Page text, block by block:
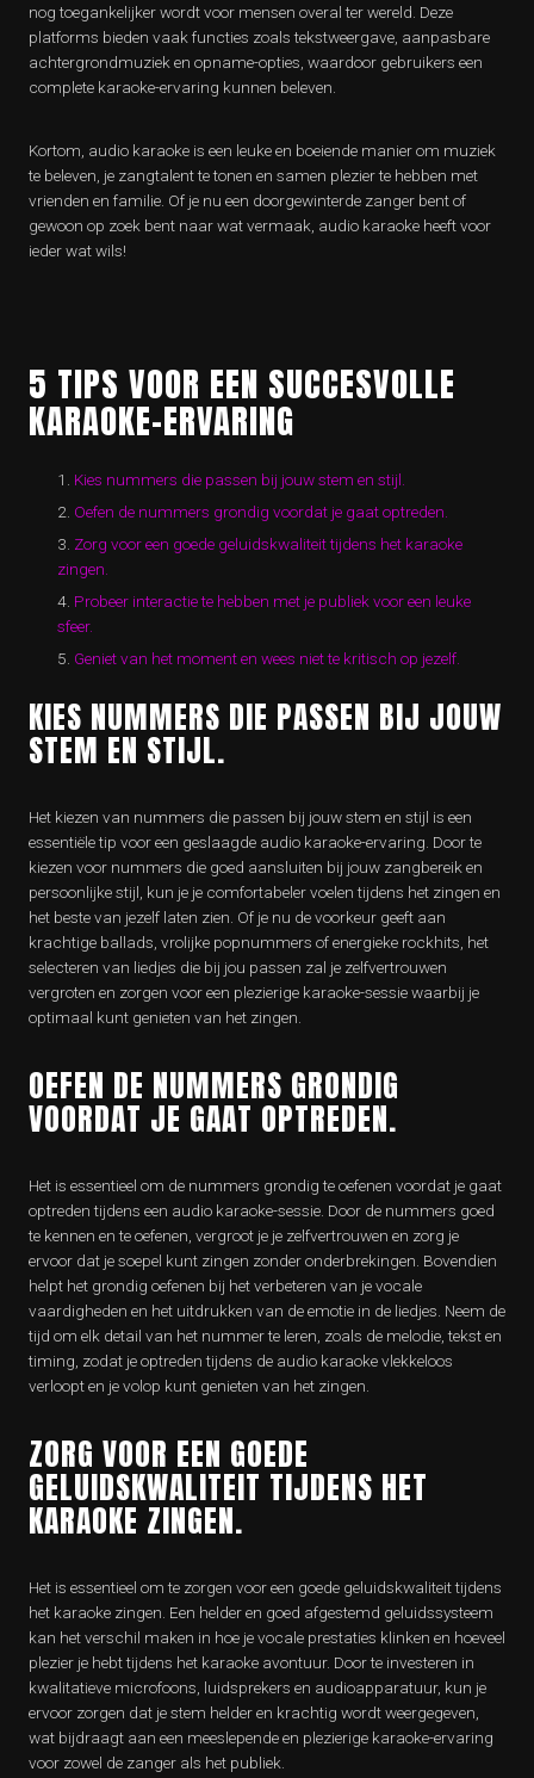
nog toegankelijker wordt voor mensen overal ter wereld. Deze
platforms bieden vaak functies zoals tekstweergave, aanpasbare
achtergrondmuziek en opname-opties, waardoor gebruikers een
complete karaoke-ervaring kunnen beleven.
Kortom, audio karaoke is een leuke en boeiende manier om muziek
te beleven, je zangtalent te tonen en samen plezier te hebben met
vrienden en familie. Of je nu een doorgewinterde zanger bent of
gewoon op zoek bent naar wat vermaak, audio karaoke heeft voor
ieder wat wils!
5 TIPS VOOR EEN SUCCESVOLLE
KARAOKE-ERVARING
Kies nummers die passen bij jouw stem en stijl.
Oefen de nummers grondig voordat je gaat optreden.
Zorg voor een goede geluidskwaliteit tijdens het karaoke
zingen.
Probeer interactie te hebben met je publiek voor een leuke
sfeer.
Geniet van het moment en wees niet te kritisch op jezelf.
KIES NUMMERS DIE PASSEN BIJ JOUW
STEM EN STIJL.
Het kiezen van nummers die passen bij jouw stem en stijl is een
essentiële tip voor een geslaagde audio karaoke-ervaring. Door te
kiezen voor nummers die goed aansluiten bij jouw zangbereik en
persoonlijke stijl, kun je je comfortabeler voelen tijdens het zingen en
het beste van jezelf laten zien. Of je nu de voorkeur geeft aan
krachtige ballads, vrolijke popnummers of energieke rockhits, het
selecteren van liedjes die bij jou passen zal je zelfvertrouwen
vergroten en zorgen voor een plezierige karaoke-sessie waarbij je
optimaal kunt genieten van het zingen.
OEFEN DE NUMMERS GRONDIG
VOORDAT JE GAAT OPTREDEN.
Het is essentieel om de nummers grondig te oefenen voordat je gaat
optreden tijdens een audio karaoke-sessie. Door de nummers goed
te kennen en te oefenen, vergroot je je zelfvertrouwen en zorg je
ervoor dat je soepel kunt zingen zonder onderbrekingen. Bovendien
helpt het grondig oefenen bij het verbeteren van je vocale
vaardigheden en het uitdrukken van de emotie in de liedjes. Neem de
tijd om elk detail van het nummer te leren, zoals de melodie, tekst en
timing, zodat je optreden tijdens de audio karaoke vlekkeloos
verloopt en je volop kunt genieten van het zingen.
ZORG VOOR EEN GOEDE
GELUIDSKWALITEIT TIJDENS HET
KARAOKE ZINGEN.
Het is essentieel om te zorgen voor een goede geluidskwaliteit tijdens
het karaoke zingen. Een helder en goed afgestemd geluidssysteem
kan het verschil maken in hoe je vocale prestaties klinken en hoeveel
plezier je hebt tijdens het karaoke avontuur. Door te investeren in
kwalitatieve microfoons, luidsprekers en audioapparatuur, kun je
ervoor zorgen dat je stem helder en krachtig wordt weergegeven,
wat bijdraagt aan een meeslepende en plezierige karaoke-ervaring
voor zowel de zanger als het publiek.